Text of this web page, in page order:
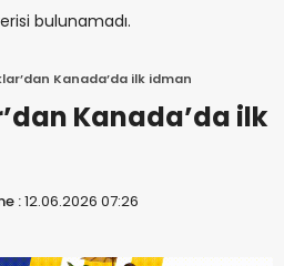
bulunamadı.
Kanada’da ilk idman
Kanada’da ilk
:12.06.2026 07:26